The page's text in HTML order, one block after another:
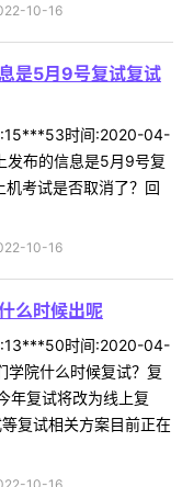
10-16
是5月9号复试复试
:15***53时间:2020-04-
发布的信息是5月9号复
考试是否取消了？回
10-16
么时候出呢
:13***50时间:2020-04-
学院什么时候复试？复
年复试将改为线上复
复试相关方案目前正在
10-16